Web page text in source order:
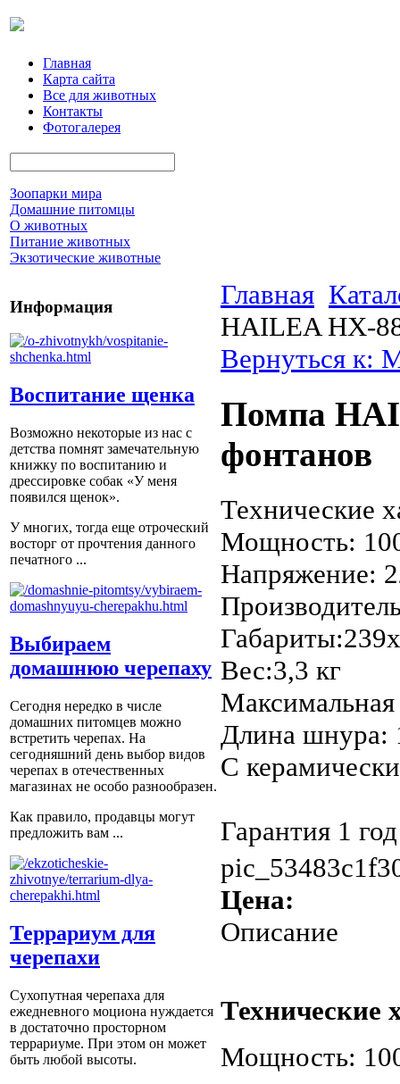
Главная
Карта сайта
Все для животных
Контакты
Фотогалерея
Зоопарки мира
Домашние питомцы
О животных
Питание животных
Экзотические животные
Информация
Воспитание щенка
Возможно некоторые из нас с
детства помнят замечательную
книжку по воспитанию и
дрессировке собак «У меня
появился щенок».
У многих, тогда еще отроческий
восторг от прочтения данного
печатного ...
Выбираем
домашнюю черепаху
Сегодня нередко в числе
домашних питомцев можно
встретить черепах. На
сегодняшний день выбор видов
черепах в отечественных
магазинах не особо разнообразен.
Как правило, продавцы могут
предложить вам ...
Террариум для
черепахи
Сухопутная черепаха для
ежедневного моциона нуждается
в достаточно просторном
террариуме. При этом он может
быть любой высоты.
Главная
HAILEA HX-
Вернуться к:
Помпа
фонтанов
Технические
Мощность:
Напряжение:
Вес:3,3 кг
Длина шнура:
С
Гарантия 1
Цена:
Описание
Технические
Мощность: